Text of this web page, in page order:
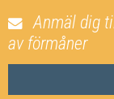
Anmäl dig
av förmåner